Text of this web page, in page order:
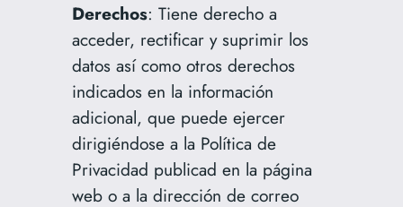
Derechos: Tiene derecho a
acceder, rectificar y suprimir los
datos así como otros derechos
indicados en la información
adicional, que puede ejercer
dirigiéndose a la Política de
Privacidad publicad en la página
web o a la dirección de correo